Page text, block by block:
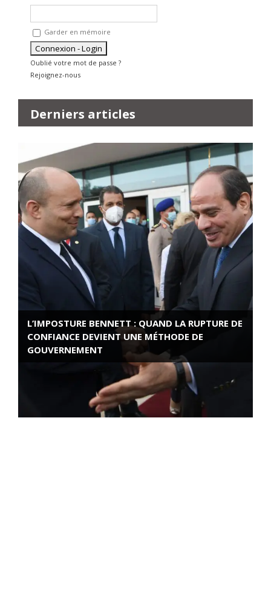
Garder en mémoire
Oublié votre mot de passe ?
Rejoignez-nous
Derniers articles
L’IMPOSTURE BENNETT : QUAND LA RUPTURE DE
CONFIANCE DEVIENT UNE MÉTHODE DE
GOUVERNEMENT
ROSE VALLAND, HEROÏNE DE LA RESISTANCE